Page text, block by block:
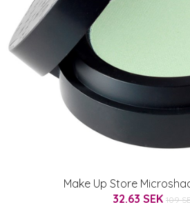
Make Up Store
32.63 SEK 109